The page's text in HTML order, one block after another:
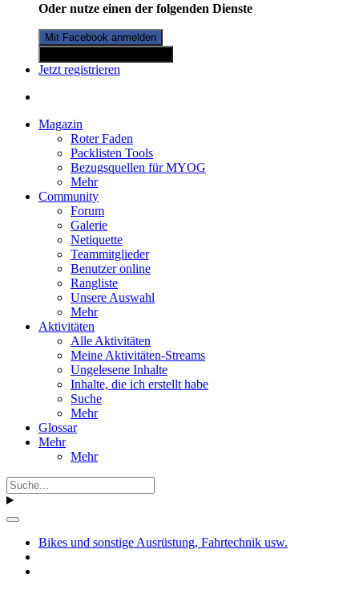
Oder nutze einen der folgenden Dienste
Mit Facebook anmelden
Jetzt registrieren
Magazin
Roter Faden
Packlisten Tools
Bezugsquellen für MYOG
Mehr
Community
Forum
Galerie
Netiquette
Teammitglieder
Benutzer online
Rangliste
Unsere Auswahl
Mehr
Aktivitäten
Alle Aktivitäten
Meine Aktivitäten-Streams
Ungelesene Inhalte
Inhalte, die ich erstellt habe
Suche
Mehr
Glossar
Mehr
Mehr
Bikes und sonstige Ausrüstung, Fahrtechnik usw.